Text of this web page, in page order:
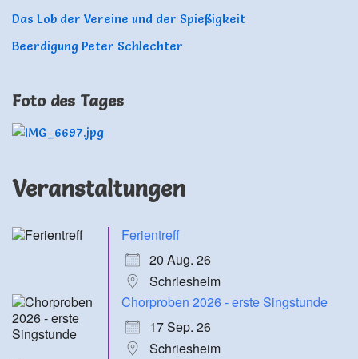
Das Lob der Vereine und der Spießigkeit
Beerdigung Peter Schlechter
Foto des Tages
Veranstaltungen
Ferientreff
20 Aug. 26
Schriesheim
Chorproben 2026 - erste Singstunde
17 Sep. 26
Schriesheim